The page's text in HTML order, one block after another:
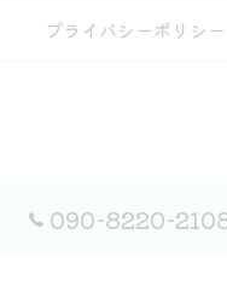
090-8220-
プライバシーポリシー
© 2026 愛知県名古屋のセルフホ
店 ALL